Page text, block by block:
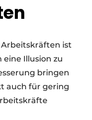
ist
eine Illusion zu
bringen
auch für gering